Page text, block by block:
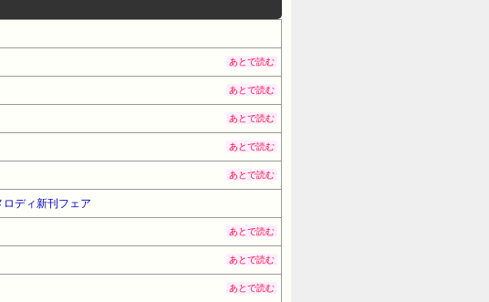
あとで読む
あとで読む
あとで読む
あとで読む
あとで読む
ロディ新刊フェア
あとで読む
あとで読む
あとで読む